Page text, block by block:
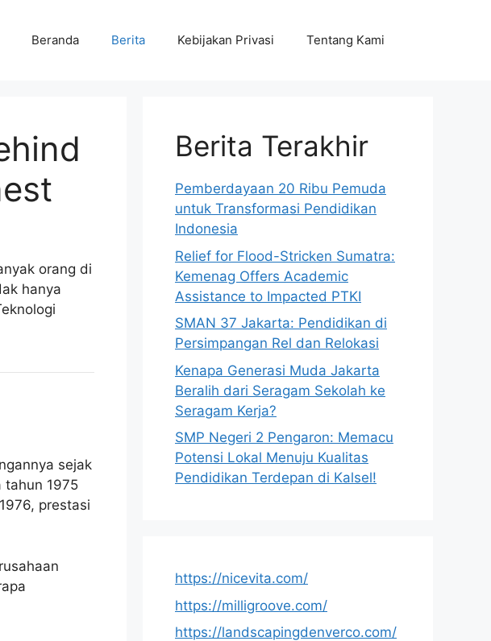
Beranda Berita Kebijakan Privasi Tentang Kami
orang di
hanya
sejak
tahun 1975
prestasi
Berita Terakhir
Pemberdayaan 20 Ribu Pemuda
untuk Transformasi Pendidikan
Indonesia
Relief for Flood-Stricken Sumatra:
Kemenag Offers Academic
Assistance to Impacted PTKI
SMAN 37 Jakarta: Pendidikan di
Persimpangan Rel dan Relokasi
Kenapa Generasi Muda Jakarta
Beralih dari Seragam Sekolah ke
Seragam Kerja?
SMP Negeri 2 Pengaron: Memacu
Potensi Lokal Menuju Kualitas
Pendidikan Terdepan di Kalsel!
https://nicevita.com/
https://milligroove.com/
https://landscapingdenverco.com/